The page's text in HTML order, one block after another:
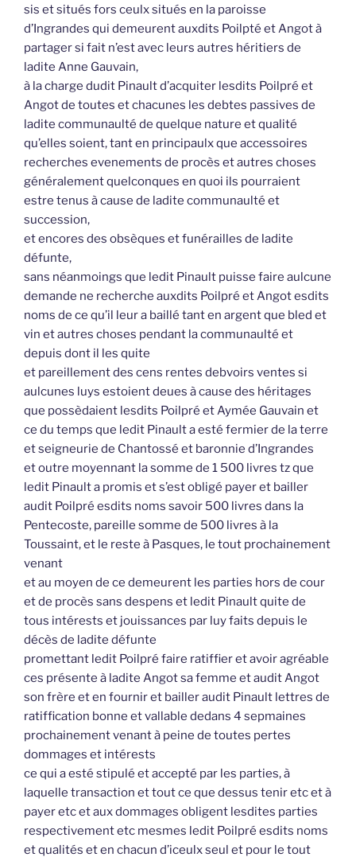
sis et situés fors ceulx situés en la paroisse
d’Ingrandes qui demeurent auxdits Poilpté et Angot à
partager si fait n’est avec leurs autres héritiers de
ladite Anne Gauvain,
à la charge dudit Pinault d’acquiter lesdits Poilpré et
Angot de toutes et chacunes les debtes passives de
ladite communaulté de quelque nature et qualité
qu’elles soient, tant en principaulx que accessoires
recherches evenements de procès et autres choses
généralement quelconques en quoi ils pourraient
estre tenus à cause de ladite communaulté et
succession,
et encores des obsèques et funérailles de ladite
défunte,
sans néanmoings que ledit Pinault puisse faire aulcune
demande ne recherche auxdits Poilpré et Angot esdits
noms de ce qu’il leur a baillé tant en argent que bled et
vin et autres choses pendant la communaulté et
depuis dont il les quite
et pareillement des cens rentes debvoirs ventes si
aulcunes luys estoient deues à cause des héritages
que possèdaient lesdits Poilpré et Aymée Gauvain et
ce du temps que ledit Pinault a esté fermier de la terre
et seigneurie de Chantossé et baronnie d’Ingrandes
et outre moyennant la somme de 1 500 livres tz que
ledit Pinault a promis et s’est obligé payer et bailler
audit Poilpré esdits noms savoir 500 livres dans la
Pentecoste, pareille somme de 500 livres à la
Toussaint, et le reste à Pasques, le tout prochainement
venant
et au moyen de ce demeurent les parties hors de cour
et de procès sans despens et ledit Pinault quite de
tous intérests et jouissances par luy faits depuis le
décès de ladite défunte
promettant ledit Poilpré faire ratiffier et avoir agréable
ces présente à ladite Angot sa femme et audit Angot
son frère et en fournir et bailler audit Pinault lettres de
ratiffication bonne et vallable dedans 4 sepmaines
prochainement venant à peine de toutes pertes
dommages et intérests
ce qui a esté stipulé et accepté par les parties, à
laquelle transaction et tout ce que dessus tenir etc et à
payer etc et aux dommages obligent lesdites parties
respectivement etc mesmes ledit Poilpré esdits noms
et qualités et en chacun d’iceulx seul et pour le tout